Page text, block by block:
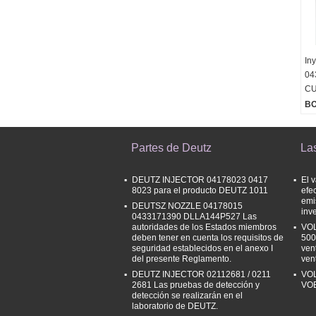
Partes de Deutz
DEUTZ INJECTOR 04178023 0417
8023 para el producto DEUTZ 1011
DEUTSZ NOZZLE 04178015
0433171390 DLLA144P527 Las
autoridades de los Estados miembros
deben tener en cuenta los requisitos de
seguridad establecidos en el anexo I
del presente Reglamento.
DEUTZ INJECTOR 02112681 / 0211
2681 Las pruebas de detección y
detección se realizarán en el
laboratorio de DEUTZ.
El